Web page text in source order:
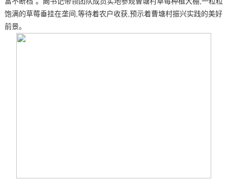
饱满的草莓垂挂在垄间,等待着农户收获,预示着曹塘村振兴实践的美好
前景。